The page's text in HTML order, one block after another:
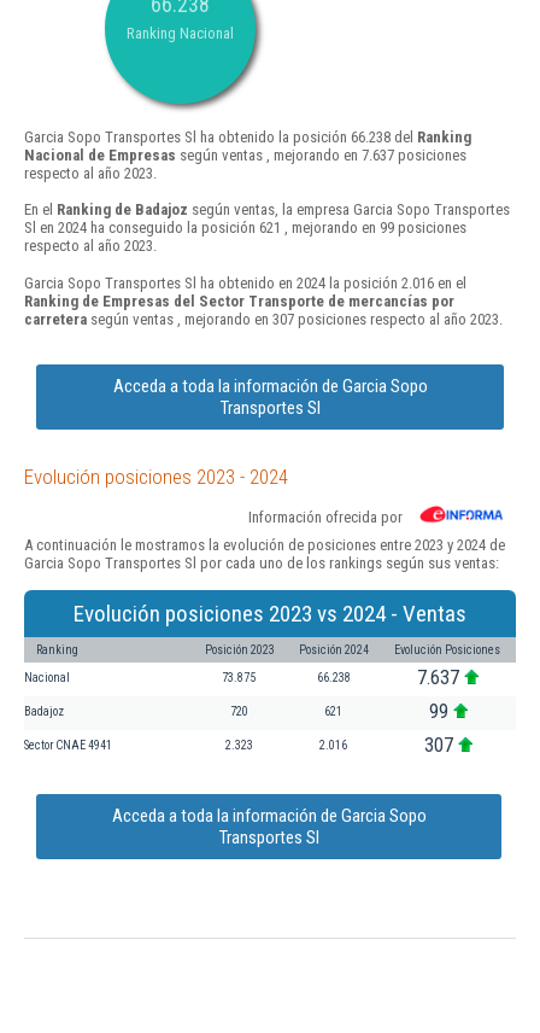
Ranking Nacional
Garcia Sopo Transportes Sl ha obtenido la posición 66.238 del Ranking
Nacional de Empresas según ventas , mejorando en 7.637 posiciones
respecto al año 2023.
En el Ranking de Badajoz según ventas, la empresa Garcia Sopo Transportes
Sl en 2024 ha conseguido la posición 621 , mejorando en 99 posiciones
respecto al año 2023.
Garcia Sopo Transportes Sl ha obtenido en 2024 la posición 2.016 en el
Ranking de Empresas del Sector Transporte de mercancías por
carretera según ventas , mejorando en 307 posiciones respecto al año 2023.
Acceda a toda la información de Garcia Sopo
Transportes Sl
Evolución posiciones 2023 - 2024
Información ofrecida por
A continuación le mostramos la evolución de posiciones entre 2023 y 2024 de
Garcia Sopo Transportes Sl por cada uno de los rankings según sus ventas:
Evolución posiciones 2023 vs 2024 - Ventas
Ranking Posición 2023 Posición 2024 Evolución Posiciones
Nacional 73.875 66.238 7.637
Badajoz 720 621 99
Sector CNAE 4941 2.323 2.016 307
Acceda a toda la información de Garcia Sopo
Transportes Sl